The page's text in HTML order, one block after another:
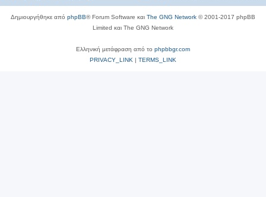
Δημιουργήθηκε από phpBB® Forum Software και The GNG Network © 2001-2017 phpBB
Limited και The GNG Network
Ελληνική μετάφραση από το phpbbgr.com
PRIVACY_LINK | TERMS_LINK